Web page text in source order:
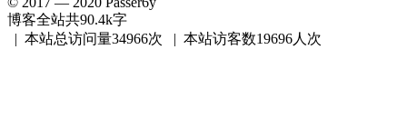
博客全站共90.4k字
| 本站总访问量34966次 | 本站访客数19696人次